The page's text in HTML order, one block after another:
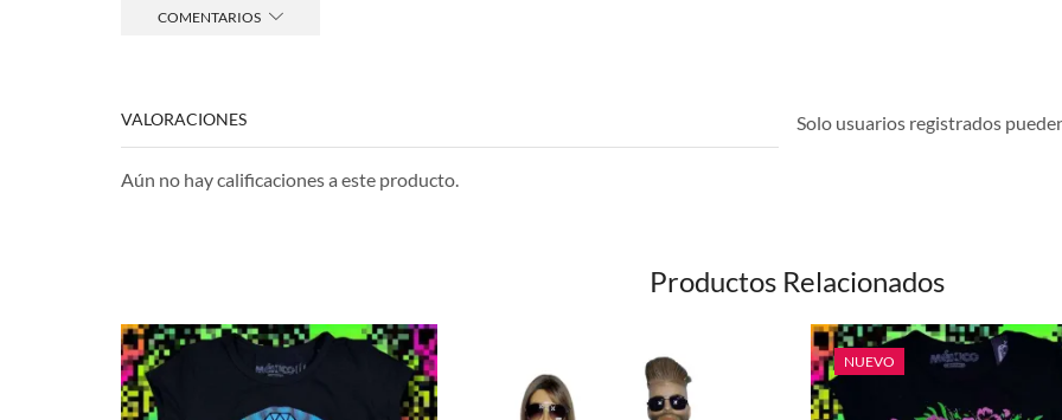
COMENTARIOS
VALORACIONES
Aún no hay calificaciones a este producto.
Solo usuarios registrados
Productos Relacionados
NUEVO